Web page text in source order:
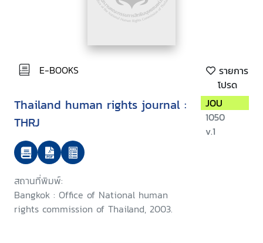
E-BOOKS
รายการ
โปรด
Thailand human rights journal :
THRJ
สถานที่พิมพ์:
Bangkok : Office of National human
rights commission of Thailand, 2003.
JOU
1050
v.1